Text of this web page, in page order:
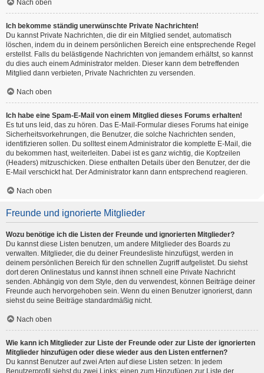
Nach oben
Ich bekomme ständig unerwünschte Private Nachrichten!
Du kannst Private Nachrichten, die dir ein Mitglied sendet, automatisch
löschen, indem du in deinem persönlichen Bereich eine entsprechende Regel
erstellst. Falls du belästigende Nachrichten von jemandem erhältst, so kannst
du dies auch einem Administrator melden. Dieser kann dem betreffenden
Mitglied dann verbieten, Private Nachrichten zu versenden.
Nach oben
Ich habe eine Spam-E-Mail von einem Mitglied dieses Forums erhalten!
Es tut uns leid, das zu hören. Das E-Mail-Formular dieses Forums hat einige
Sicherheitsvorkehrungen, die Benutzer, die solche Nachrichten senden,
identifizieren sollen. Du solltest einem Administrator die komplette E-Mail, die
du bekommen hast, weiterleiten. Dabei ist es ganz wichtig, die Kopfzeilen
(Headers) mitzuschicken. Diese enthalten Details über den Benutzer, der die
E-Mail verschickt hat. Der Administrator kann dann entsprechend reagieren.
Nach oben
Freunde und ignorierte Mitglieder
Wozu benötige ich die Listen der Freunde und ignorierten Mitglieder?
Du kannst diese Listen benutzen, um andere Mitglieder des Boards zu
verwalten. Mitglieder, die du deiner Freundesliste hinzufügst, werden in
deinem persönlichen Bereich für den schnellen Zugriff aufgelistet. Du siehst
dort deren Onlinestatus und kannst ihnen schnell eine Private Nachricht
senden. Abhängig von dem Style, den du verwendest, können Beiträge deiner
Freunde auch hervorgehoben sein. Wenn du einen Benutzer ignorierst, dann
siehst du seine Beiträge standardmäßig nicht.
Nach oben
Wie kann ich Mitglieder zur Liste der Freunde oder zur Liste der ignorierten
Mitglieder hinzufügen oder diese wieder aus den Listen entfernen?
Du kannst Benutzer auf zwei Arten auf diese Listen setzen: In jedem
Benutzerprofil siehst du zwei Links: einen zum Hinzufügen zur Liste der